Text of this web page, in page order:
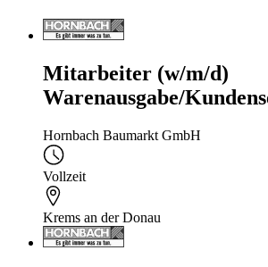
Mitarbeiter (w/m/d)
Warenausgabe/
Hornbach Baumarkt GmbH
Vollzeit
Krems an der Donau